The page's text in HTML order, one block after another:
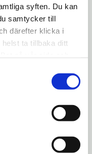
syften. Du kan
samtycker till
därefter klicka i
helst ta tillbaka ditt
används och
och behandlar
för
är viktigt
exportnation
näringslivet
ordförande.